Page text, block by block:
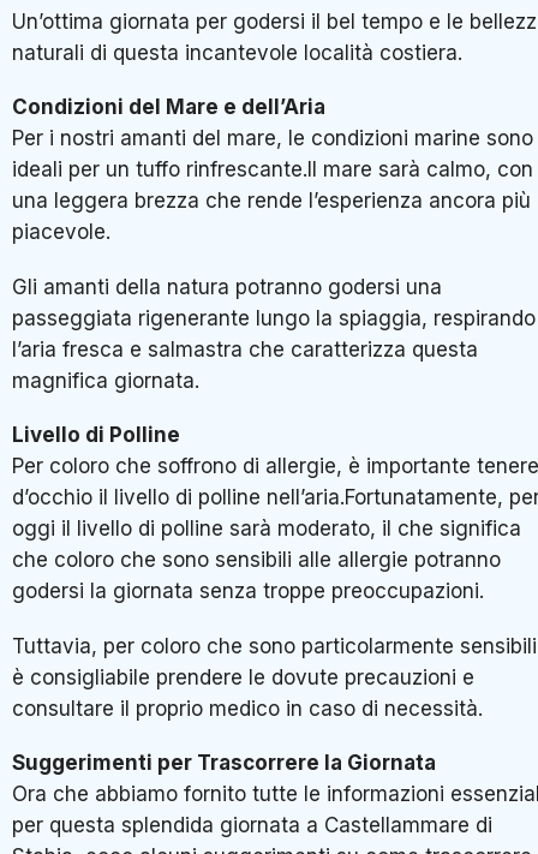
Un’ottima giornata per godersi il bel tempo e le
naturali di questa incantevole località costiera.
Condizioni del Mare e dell’Aria
Per i nostri amanti del mare, le condizioni marine sono
ideali per un tuffo rinfrescante.Il mare sarà calmo, con
una leggera brezza che rende l’esperienza ancora più
piacevole.
Gli amanti della natura potranno godersi una
passeggiata rigenerante lungo la spiaggia, respirando
l’aria fresca e salmastra che caratterizza questa
magnifica giornata.
Livello di Polline
Per coloro che soffrono di allergie, è importante tenere
d’occhio il livello di polline nell’aria.Fortunatamente,
oggi il livello di polline sarà moderato, il che significa
che coloro che sono sensibili alle allergie potranno
godersi la giornata senza troppe preoccupazioni.
Tuttavia, per coloro che sono particolarmente
è consigliabile prendere le dovute precauzioni e
consultare il proprio medico in caso di necessità.
Suggerimenti per Trascorrere la Giornata
Ora che abbiamo fornito tutte le informazioni
per questa splendida giornata a Castellammare di